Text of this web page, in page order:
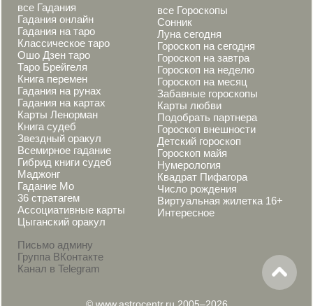
все Гадания
Гадания онлайн
Гадания на таро
Классическое таро
Ошо Дзен таро
Таро Брейгеля
Книга перемен
Гадания на рунах
Гадания на картах
Карты Ленорман
Книга судеб
Звездный оракул
Всемирное гадание
Гибрид книги судеб
Маджонг
Гадание Мо
36 стратагем
Ассоциативные карты
Цыганский оракул
Письмо админу
Группа ВКонтакте
Канал в Telegram
все Гороскопы
Сонник
Луна сегодня
Гороскоп на сегодня
Гороскоп на завтра
Гороскоп на неделю
Гороскоп на месяц
Забавные гороскопы
Карты любви
Подобрать партнера
Гороскоп внешности
Детский гороскоп
Гороскоп майя
Нумерология
Квадрат Пифагора
Число рождения
Виртуальная жилетка 16+
Интересное